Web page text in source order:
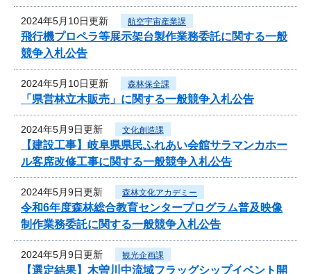
2024年5月10日更新 航空宇宙産業課
飛行機プロペラ等展示架台製作業務委託に関する一般
競争入札公告
2024年5月10日更新 森林保全課
「県営林立木販売」に関する一般競争入札公告
2024年5月9日更新 文化創造課
【建設工事】岐阜県県民ふれあい会館サラマンカホー
ル客席改修工事に関する一般競争入札公告
2024年5月9日更新 森林文化アカデミー
令和6年度森林総合教育センタープログラム普及映像
制作業務委託に関する一般競争入札公告
2024年5月9日更新 観光企画課
【選定結果】木曽川中流域フラッグシップイベント開